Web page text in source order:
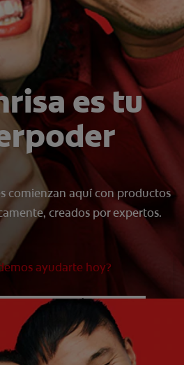
PARA PROFESIONALES
AR (ES)
SUSCRIBITE
es tu
comienzan aquí con productos
creados por expertos.
ayudarte hoy?
QUE NECESITÁS?